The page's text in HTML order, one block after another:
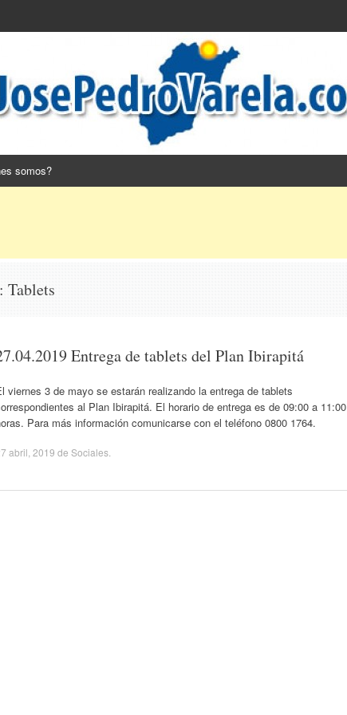
somos?
Tablets
Entrega de tablets del Plan Ibirapitá
viernes 3 de mayo se estarán realizando la entrega de tablets
al Plan Ibirapitá. El horario de entrega es de 09:00 a 11:00
Para más información comunicarse con el teléfono 0800 1764.
abril, 2019 de Sociales